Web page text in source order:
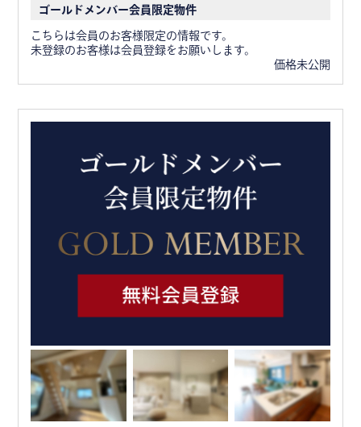
ゴールドメンバー会員限定物件
こちらは会員のお客様限定の情報です。
未登録のお客様は会員登録をお願いします。
価格未公開